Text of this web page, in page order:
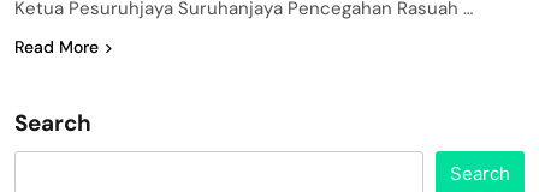
Ketua Pesuruhjaya Suruhanjaya Pencegahan Rasuah …
Read More
Search
Search